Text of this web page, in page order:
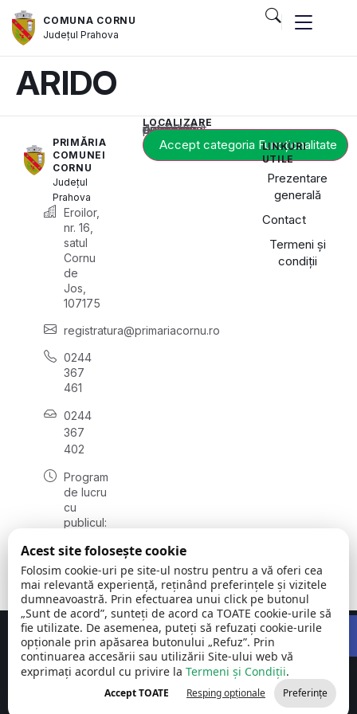
COMUNA CORNU
JudețulPrahova
ARIDO
PRIMĂRIA
COMUNEI
CORNU
Județul
Prahova
Eroilor,
nr. 16,
satul
Cornu
de
Jos,
107175
registratura@primariacornu.ro
0244
367
461
0244
367
402
Program
de lucru
cu
publicul:
vineri
08:00 -
16:00
LOCALIZARE
Acest conținut este blocat până când acceptați categoria de cookie-uri necesară.
Accept categoria Funcționalitate
LINKURI
UTILE
Prezentare
generală
Contact
Termeni și
condiții
Comuna Cornu
| Județul
Prahova
©
2026
Toate
drepturile
rezervate
Concept realizat deBig Media Relații Publice SRL
Acest site folosește cookie
Folosim cookie-uri pe site-ul nostru pentru a vă oferi cea
mai relevantă experiență, reținând preferințele și vizitele
dumneavoastră. Prin efectuarea unui click pe butonul
„Sunt de acord”, sunteți de acord ca TOATE cookie-urile să
fie utilizate. De asemenea, puteți să refuzați cookie-urile
opționale prin apăsarea butonului „Refuz”. Prin
continuarea accesării sau utilizării Site-ului web vă
exprimați acordul cu privire la Termeni și Condiții.
Accept TOATE Resping opționale Preferințe